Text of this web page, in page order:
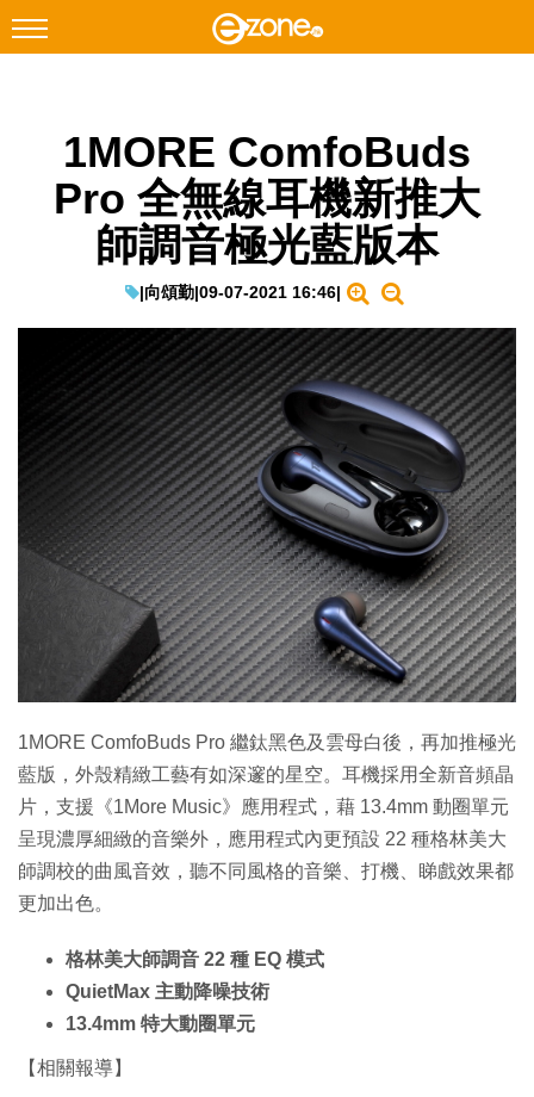
Facebook Instagram
科技焦點
教學評測
EduTech
IT Times
生成式AI與雲端應用
Enterprise Digital Transformation
特集
1MORE ComfoBuds
Pro 全無線耳機新推大
師調音極光藍版本
|向頌勤|09-07-2021 16:46|
1MORE ComfoBuds Pro 繼鈦黑色及雲母白後，再加推極光
藍版，外殼精緻工藝有如深邃的星空。耳機採用全新音頻晶
片，支援《1More Music》應用程式，藉 13.4mm 動圈單元
呈現濃厚細緻的音樂外，應用程式內更預設 22 種格林美大
師調校的曲風音效，聽不同風格的音樂、打機、睇戲效果都
更加出色。
格林美大師調音 22 種 EQ 模式
QuietMax 主動降噪技術
13.4mm 特大動圈單元
【相關報導】